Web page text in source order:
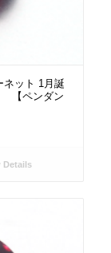
ネット 1月誕
ダン
Details